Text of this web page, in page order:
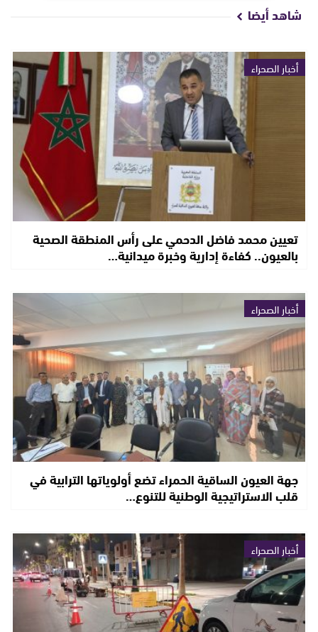
شاهد أيضا
أخبار الصحراء
تعيين محمد فاضل الدحمي على رأس المنطقة الصحية
بالعيون.. كفاءة إدارية وخبرة ميدانية…
أخبار الصحراء
جهة العيون الساقية الحمراء تضع أولوياتها الترابية في
قلب الاستراتيجية الوطنية للتنوع…
أخبار الصحراء